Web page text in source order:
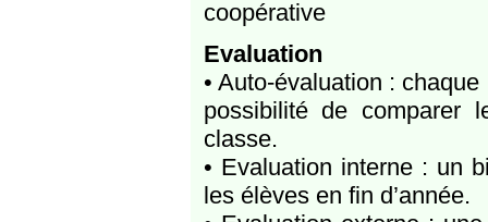
coopérative
Evaluation
• Auto-évaluation :
possibilité de comparer
classe.
• Evaluation interne : un
les élèves en fin d’année.